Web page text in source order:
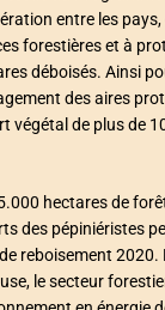
entre les
forestières et à
déboisés. Ainsi
des aires
végétal de plus de
hectares de
des pépiniéristes
reboisement 2020.
le secteur